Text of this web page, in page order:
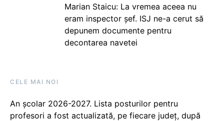
Marian Staicu: La vremea aceea nu
eram inspector șef. ISJ ne-a cerut să
depunem documente pentru
decontarea navetei
CELE MAI NOI
An școlar 2026-2027. Lista posturilor pentru
profesori a fost actualizată, pe fiecare județ, după